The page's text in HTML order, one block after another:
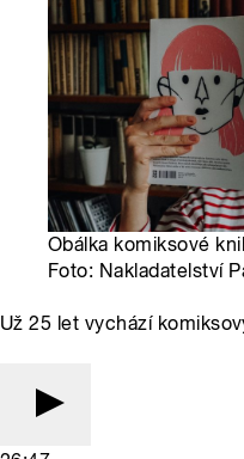
Obálka komiksové
Foto: Nakladatelství
Už 25 let vychází